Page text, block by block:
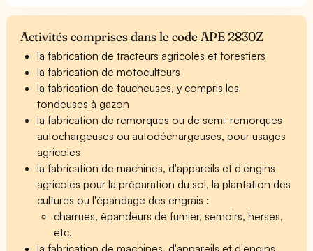
Activités comprises dans le code APE 2830Z
la fabrication de tracteurs agricoles et forestiers
la fabrication de motoculteurs
la fabrication de faucheuses, y compris les
tondeuses à gazon
la fabrication de remorques ou de semi-remorques
autochargeuses ou autodéchargeuses, pour usages
agricoles
la fabrication de machines, d'appareils et d'engins
agricoles pour la préparation du sol, la plantation des
cultures ou l'épandage des engrais :
charrues, épandeurs de fumier, semoirs, herses,
etc.
la fabrication de machines, d'appareils et d'engins